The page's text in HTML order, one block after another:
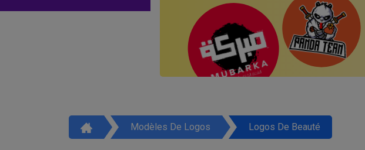
Modèles De Logos Logos De Beauté